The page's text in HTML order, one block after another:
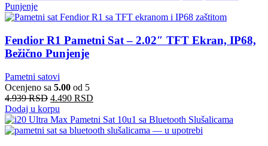
Fendior R1 Pametni Sat – 2.02″ TFT Ekran, IP68,
Bežično Punjenje
Pametni satovi
Ocenjeno sa 5.00 od 5
4.939RSD 4.490 RSD
Dodaj u korpu